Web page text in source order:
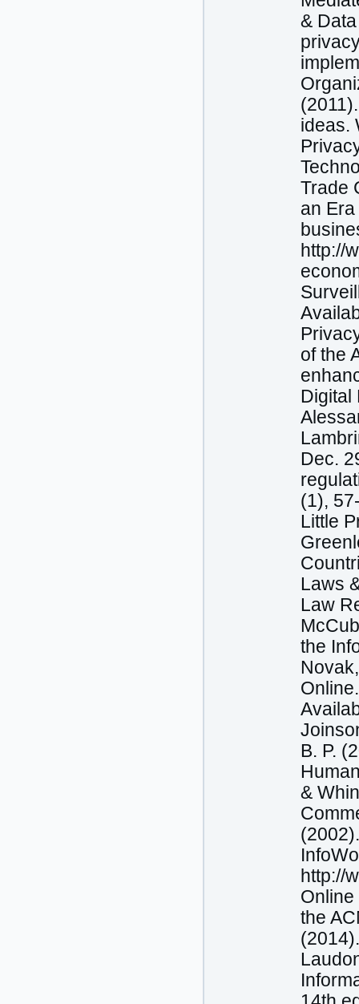
&
ideas.
Trade
an
http://
of the
Digital
Dec.
(1),
Little
Laws
Law
the
B. P.
&
http://
the